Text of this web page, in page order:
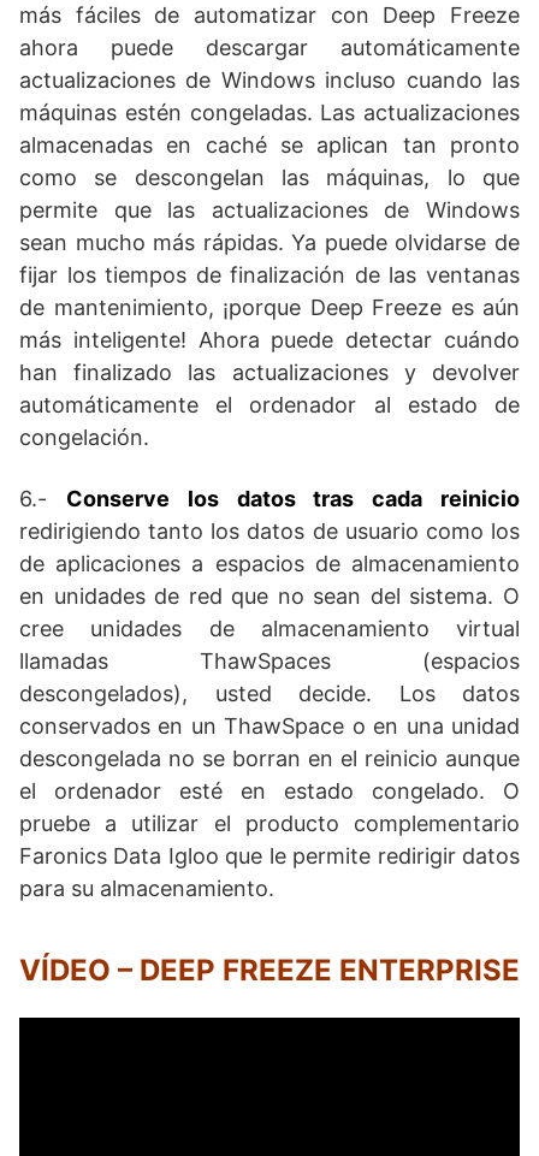
más fáciles de automatizar con Deep Freeze
ahora puede descargar automáticamente
actualizaciones de Windows incluso cuando las
máquinas estén congeladas. Las actualizaciones
almacenadas en caché se aplican tan pronto
como se descongelan las máquinas, lo que
permite que las actualizaciones de Windows
sean mucho más rápidas. Ya puede olvidarse de
fijar los tiempos de finalización de las ventanas
de mantenimiento, ¡porque Deep Freeze es aún
más inteligente! Ahora puede detectar cuándo
han finalizado las actualizaciones y devolver
automáticamente el ordenador al estado de
congelación.
6.- Conserve los datos tras cada reinicio
redirigiendo tanto los datos de usuario como los
de aplicaciones a espacios de almacenamiento
en unidades de red que no sean del sistema. O
cree unidades de almacenamiento virtual
llamadas ThawSpaces (espacios
descongelados), usted decide. Los datos
conservados en un ThawSpace o en una unidad
descongelada no se borran en el reinicio aunque
el ordenador esté en estado congelado. O
pruebe a utilizar el producto complementario
Faronics Data Igloo que le permite redirigir datos
para su almacenamiento.
VÍDEO – DEEP FREEZE ENTERPRISE